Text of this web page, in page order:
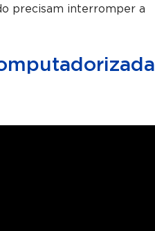
precisam interromper a